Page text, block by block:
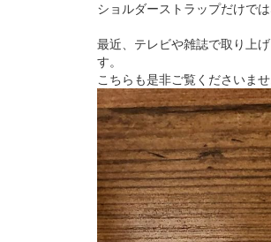
ショルダーストラップだけで
最近、テレビや雑誌で取り上
す。
こちらも是非ご覧くださいませ